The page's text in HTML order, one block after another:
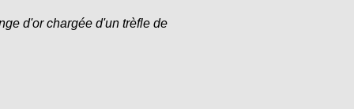
d'or chargée d'un trèfle de